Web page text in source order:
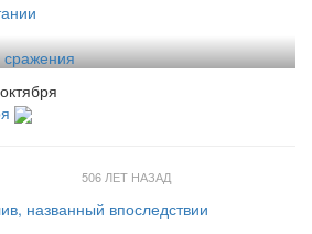
сражения
506 ЛЕТ НАЗАД
названный впоследствии